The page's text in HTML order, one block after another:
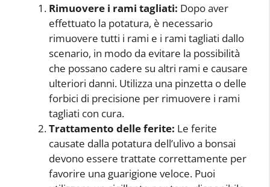
Rimuovere i rami tagliati: Dopo aver
effettuato la potatura, è necessario
rimuovere tutti i rami e i rami tagliati dallo
scenario, in modo da evitare la possibilità
che possano cadere su altri rami e causare
ulteriori danni. Utilizza una pinzetta o delle
forbici di precisione per rimuovere i rami
tagliati con cura.
Trattamento delle ferite: Le ferite
causate dalla potatura dell’ulivo a bonsai
devono essere trattate correttamente per
favorire una guarigione veloce. Puoi